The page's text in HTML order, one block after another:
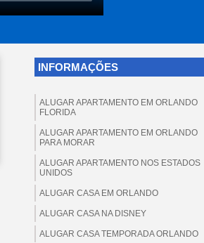
INFORMAÇÕES
ALUGAR APARTAMENTO EM ORLANDO
FLORIDA
ALUGAR APARTAMENTO EM ORLANDO
PARA MORAR
ALUGAR APARTAMENTO NOS ESTADOS
UNIDOS
ALUGAR CASA EM ORLANDO
ALUGAR CASA NA DISNEY
ALUGAR CASA TEMPORADA ORLANDO